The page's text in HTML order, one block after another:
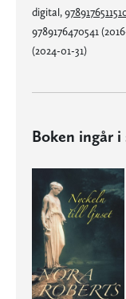
digital,
9789176470541
(2024-01-31)
Boken ingår i